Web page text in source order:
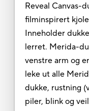
Reveal Canvas-
filminspirert
Inneholder
lerret. Merida-
venstre arm og
leke ut alle
dukke, rustning
piler, blink og